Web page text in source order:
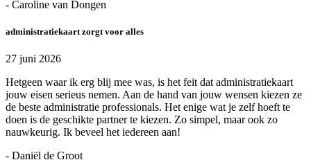
- Caroline van Dongen
administratiekaart zorgt voor alles
27 juni 2026
Hetgeen waar ik erg blij mee was, is het feit dat administratiekaart
jouw eisen serieus nemen. Aan de hand van jouw wensen kiezen ze
de beste administratie professionals. Het enige wat je zelf hoeft te
doen is de geschikte partner te kiezen. Zo simpel, maar ook zo
nauwkeurig. Ik beveel het iedereen aan!
- Daniël de Groot